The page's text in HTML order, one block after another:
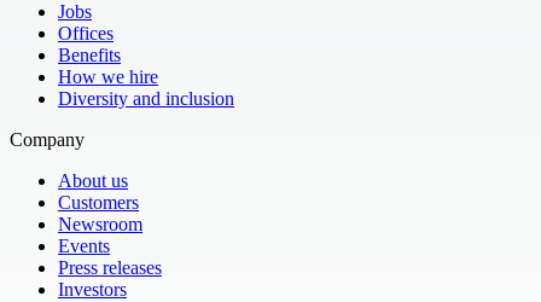
Jobs
Offices
Benefits
How we hire
Diversity and inclusion
Company
About us
Customers
Newsroom
Events
Press releases
Investors